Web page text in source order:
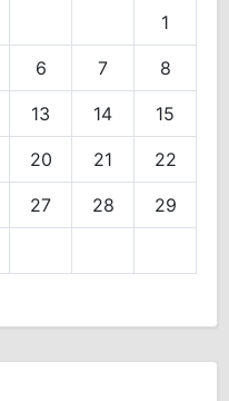
1
6 7 8
13 14 15
20 21 22
27 28 29